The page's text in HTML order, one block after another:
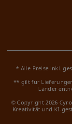
* Alle Preise inkl.
** gilt für
Länder
© Copyright 2026
Kreativität und KI-